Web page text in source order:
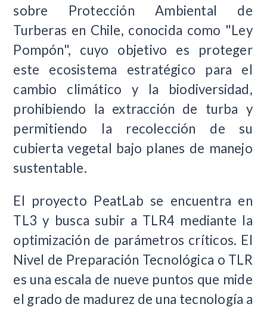
sobre Protección Ambiental de
Turberas en Chile, conocida como "Ley
Pompón", cuyo objetivo es proteger
este ecosistema estratégico para el
cambio climático y la biodiversidad,
prohibiendo la extracción de turba y
permitiendo la recolección de su
cubierta vegetal bajo planes de manejo
sustentable.
El proyecto PeatLab se encuentra en
TL3 y busca subir a TLR4 mediante la
optimización de parámetros críticos. El
Nivel de Preparación Tecnológica o TLR
es una escala de nueve puntos que mide
el grado de madurez de una tecnología a